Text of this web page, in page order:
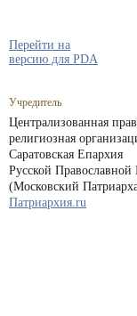
Учредитель
Централизованная
религиозная
Саратовская Епархия
Русской Православной
(Московский
Патриархия.ru
Перейти на
версию для PDA